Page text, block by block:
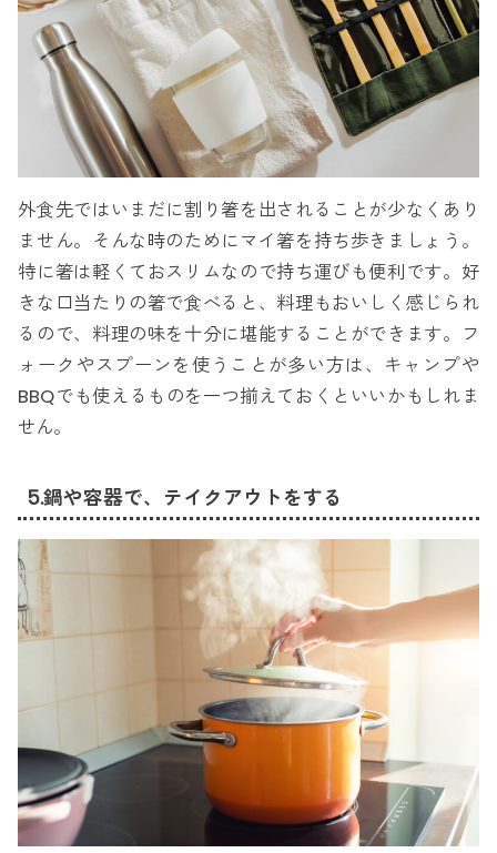
外食先ではいまだに割り箸を出されることが少なくあり
ません。そんな時のためにマイ箸を持ち歩きましょう。
特に箸は軽くておスリムなので持ち運びも便利です。好
きな口当たりの箸で食べると、料理もおいしく感じられ
るので、料理の味を十分に堪能することができます。フ
ォークやスプーンを使うことが多い方は、キャンプや
BBQでも使えるものを一つ揃えておくといいかもしれま
せん。
5.鍋や容器で、テイクアウトをする